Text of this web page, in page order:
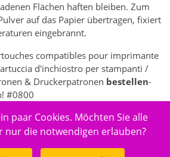
Flächen haften bleiben. Zum
auf das Papier übertragen, fixiert
eingebrannt.
compatibles pour imprimante
d'inchiostro per stampanti /
& Druckerpatronen bestellen-
#0800
Kopieren, Scannen & Faxen >
& Faxgeräte > Drucker-
paar Cookies. Möchten Sie alle
nur die notwendigen erlauben?